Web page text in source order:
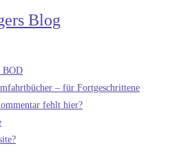
Blog
BOD
– für Fortgeschrittene
fehlt hier?